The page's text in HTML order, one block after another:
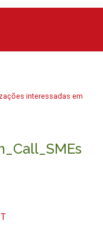
interessadas em